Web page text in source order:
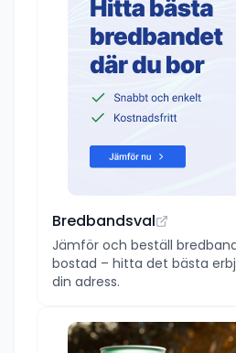
Bredbandsval
Jämför och beställ
bostad – hitta det bästa
din adress.